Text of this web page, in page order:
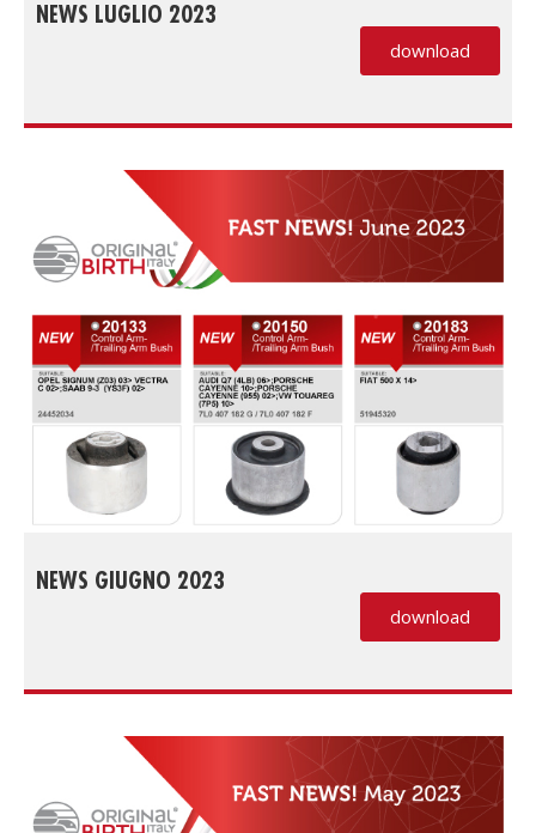
NEWS LUGLIO 2023
download
NEWS GIUGNO 2023
download